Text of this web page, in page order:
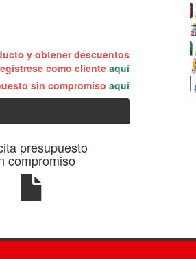
y obtener descuentos
como clienteaquí
sin compromiso aquí
presupuesto
compromiso